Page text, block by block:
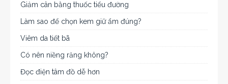
Giảm cân bằng thuốc tiểu đường
Làm sao để chọn kem giữ ẩm đúng?
Viêm da tiết bã
Có nên niềng răng không?
Đọc điện tâm đồ dễ hơn